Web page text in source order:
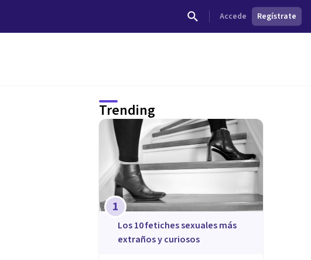
Accede Regístrate
Trending
1
​Los 10 fetiches sexuales más
extraños y curiosos